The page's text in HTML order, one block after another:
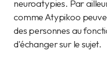
neuroatypies. Par
comme Atypikoo
des personnes au
d'échanger sur le sujet.